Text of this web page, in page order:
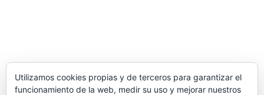
Utilizamos cookies propias y de terceros para garantizar el
funcionamiento de la web, medir su uso y mejorar nuestros